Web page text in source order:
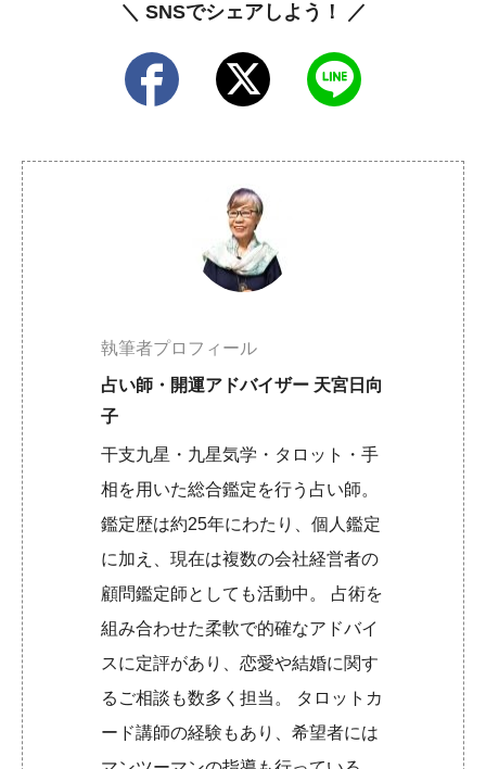
＼ SNSでシェアしよう！ ／
執筆者プロフィール
占い師・開運アドバイザー 天宮日向
子
干支九星・九星気学・タロット・手
相を用いた総合鑑定を行う占い師。
鑑定歴は約25年にわたり、個人鑑定
に加え、現在は複数の会社経営者の
顧問鑑定師としても活動中。 占術を
組み合わせた柔軟で的確なアドバイ
スに定評があり、恋愛や結婚に関す
るご相談も数多く担当。 タロットカ
ード講師の経験もあり、希望者には